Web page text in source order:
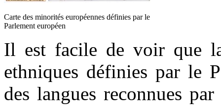
Carte des minorités européennes définies par le
Parlement européen
Il est facile de voir que
ethniques définies par le
des langues reconnues